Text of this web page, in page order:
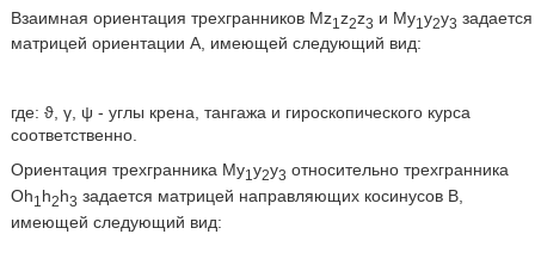
Взаимная ориентация трехгранников Mz1 z2z3 и Му1 у2у3 задается
матрицей ориентации А, имеющей следующий вид:
где: ϑ, γ, ψ - углы крена, тангажа и гироскопического курса
соответственно.
Ориентация трехгранника Му1 у2у3 относительно трехгранника
Oh1 h2h3 задается матрицей направляющих косинусов В,
имеющей следующий вид: